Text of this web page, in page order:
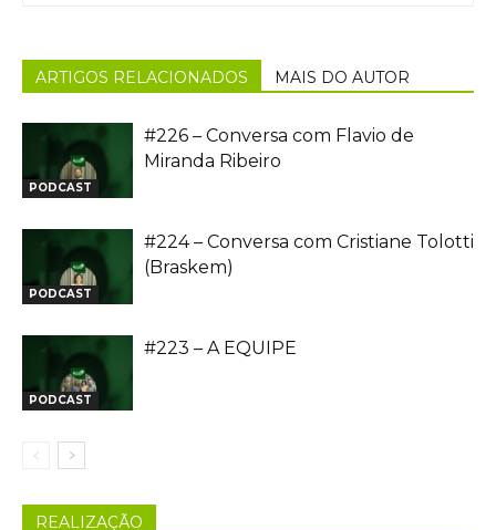
ARTIGOS RELACIONADOS MAIS DO AUTOR
PODCAST
#226 – Conversa com Flavio de
Miranda Ribeiro
PODCAST
#224 – Conversa com Cristiane Tolotti
(Braskem)
PODCAST
#223 – A EQUIPE
REALIZAÇÃO